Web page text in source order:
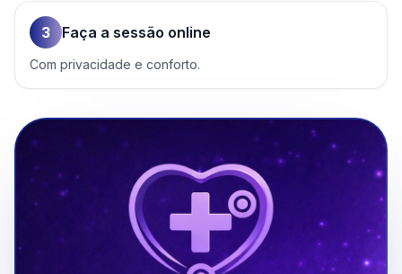
3 Faça a sessão online
Com privacidade e conforto.